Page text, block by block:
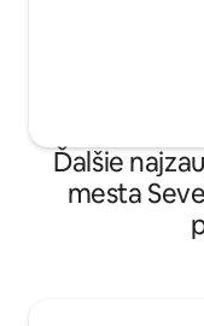
Ďalšie
mesta